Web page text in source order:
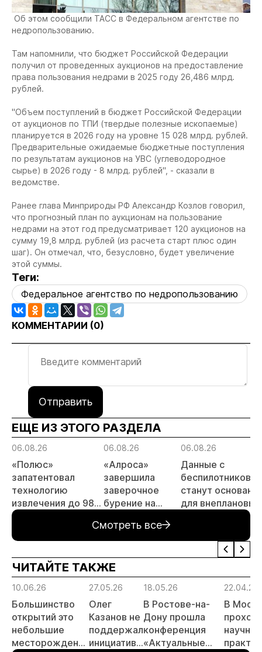
Об этом сообщили ТАСС в Федеральном агентстве по
недропользованию.
Там напомнили, что бюджет Российской Федерации
получил от проведенных аукционов на предоставление
права пользования недрами в 2025 году 26,486 млрд.
рублей.
"Объем поступлений в бюджет Российской Федерации
от аукционов по ТПИ (твердые полезные ископаемые)
планируется в 2026 году на уровне 15 028 млрд. рублей.
Предварительные ожидаемые бюджетные поступления
по результатам аукционов на УВС (углеводородное
сырье) в 2026 году - 8 млрд. рублей", - сказали в
ведомстве.
Ранее глава Минприроды РФ Александр Козлов говорил,
что прогнозный план по аукционам на пользование
недрами на этот год предусматривает 120 аукционов на
сумму 19,8 млрд. рублей (из расчета старт плюс один
шаг). Он отмечал, что, безусловно, будет увеличение
этой суммы.
Теги:
Федеральное агентство по недропользованию
КОММЕНТАРИИ (0)
Отправить
ЕЩЕ ИЗ ЭТОГО РАЗДЕЛА
06.08.26
«Полюс»
запатентовал
технологию
извлечения до 98%
золота из
металлургического
шлака
06.08.26
«Алроса»
завершила
заверочное
бурение на
месторождении
Дегдекан
06.08.26
Данные с
беспилотников
станут
для внеплановых
Смотреть все
ЧИТАЙТЕ ТАКЖЕ
10.06.26
Большинство
открытий это
небольшие
месторождения
27.05.26
Олег
Казанов не
поддержал
инициативу
18.05.26
В Ростове-на-
Дону прошла
конференция
«Актуальные
22.04.26
В
научно-